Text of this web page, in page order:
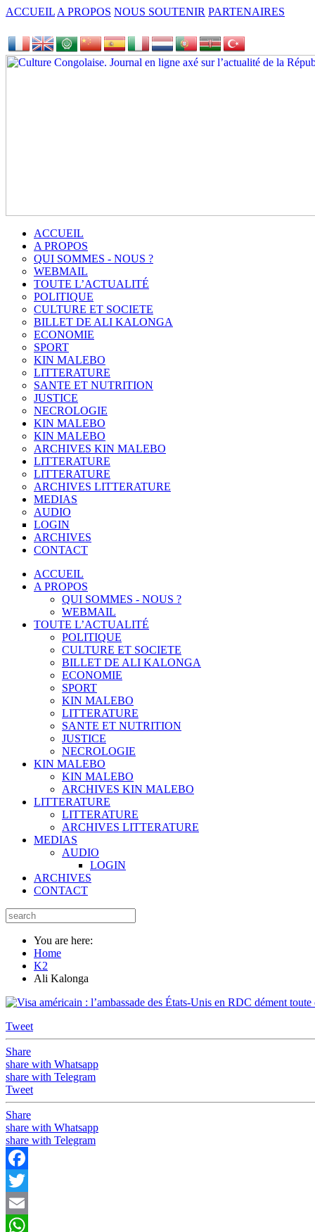
ACCUEIL A PROPOS NOUS SOUTENIR PARTENAIRES
ACCUEIL
A PROPOS
QUI SOMMES - NOUS ?
WEBMAIL
TOUTE L’ACTUALITÉ
POLITIQUE
CULTURE ET SOCIETE
BILLET DE ALI KALONGA
ECONOMIE
SPORT
KIN MALEBO
LITTERATURE
SANTE ET NUTRITION
JUSTICE
NECROLOGIE
KIN MALEBO
KIN MALEBO
ARCHIVES KIN MALEBO
LITTERATURE
LITTERATURE
ARCHIVES LITTERATURE
MEDIAS
AUDIO
LOGIN
ARCHIVES
CONTACT
ACCUEIL
A PROPOS
QUI SOMMES - NOUS ?
WEBMAIL
TOUTE L’ACTUALITÉ
POLITIQUE
CULTURE ET SOCIETE
BILLET DE ALI KALONGA
ECONOMIE
SPORT
KIN MALEBO
LITTERATURE
SANTE ET NUTRITION
JUSTICE
NECROLOGIE
KIN MALEBO
KIN MALEBO
ARCHIVES KIN MALEBO
LITTERATURE
LITTERATURE
ARCHIVES LITTERATURE
MEDIAS
AUDIO
LOGIN
ARCHIVES
CONTACT
You are here:
Home
K2
Ali Kalonga
Tweet
Share
share with Whatsapp
share with Telegram
Tweet
Share
share with Whatsapp
share with Telegram
Facebook
Twitter
Email